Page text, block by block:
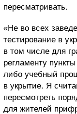
пересматривать.
«Не во всех
тестирование в
в том числе для
регламенту
либо учебный
в укрытие. Я
пересмотреть
для жителей